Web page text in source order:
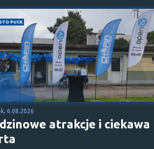
PUCK
6.08.2026
atrakcje i ciekawa